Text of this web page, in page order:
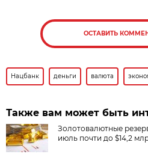
ОСТАВИТЬ
Нацбанк деньги валюта
Также вам может быть
Золотовалютные
июль почти до $14,2